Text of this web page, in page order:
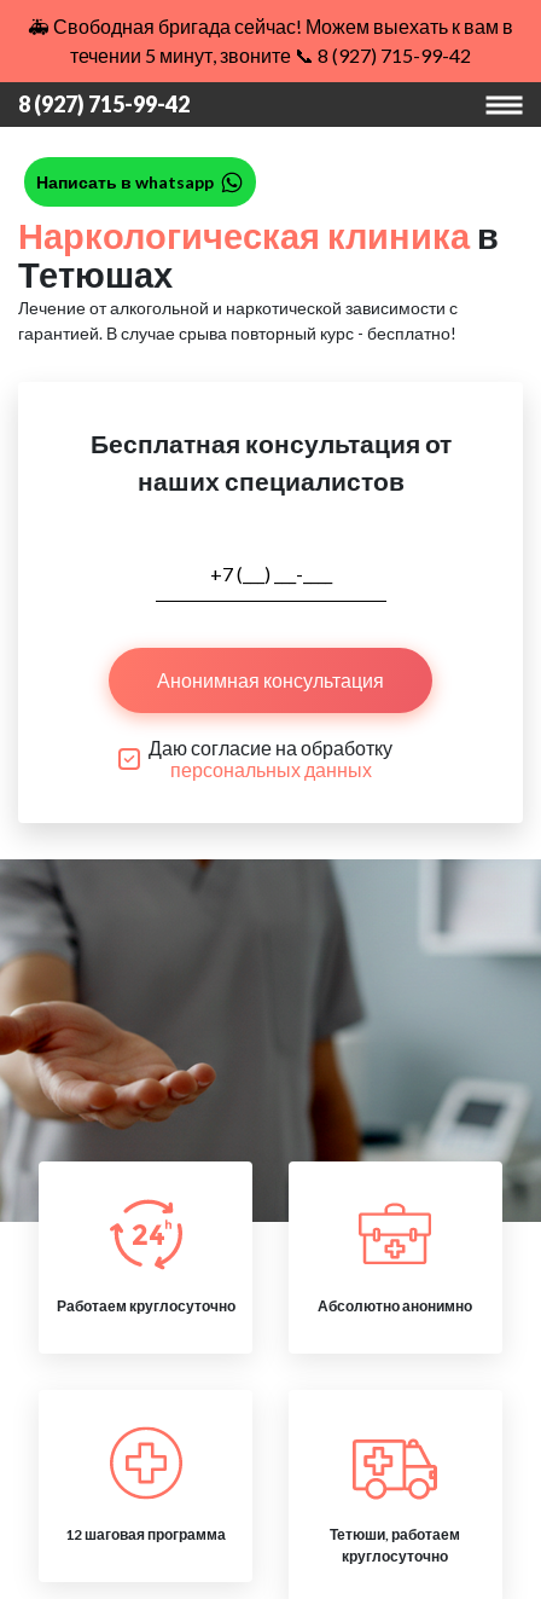
🚑 Свободная бригада сейчас! Можем выехать к вам в
течении 5 минут, звоните 📞 8 (927) 715-99-42
8 (927) 715-99-42
Написать в whatsapp
Наркологическая клиникав
Тетюшах
Лечение от алкогольной и наркотической зависимости с
гарантией. В случае срыва повторный курс - бесплатно!
Бесплатная консультация от
наших специалистов
Анонимная консультация
Даю согласие на обработку
персональных данных
Работаем круглосуточно Абсолютно анонимно
12 шаговая программа
Тетюши, работаем
круглосуточно